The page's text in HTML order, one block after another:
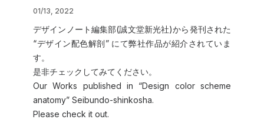
01/13, 2022
デザインノート編集部(誠文堂新光社)から発刊された
“デザイン配色解剖” にて弊社作品が紹介されていま
す。
是非チェックしてみてください。
Our Works published in “Design color scheme
anatomy” Seibundo-shinkosha.
Please check it out.